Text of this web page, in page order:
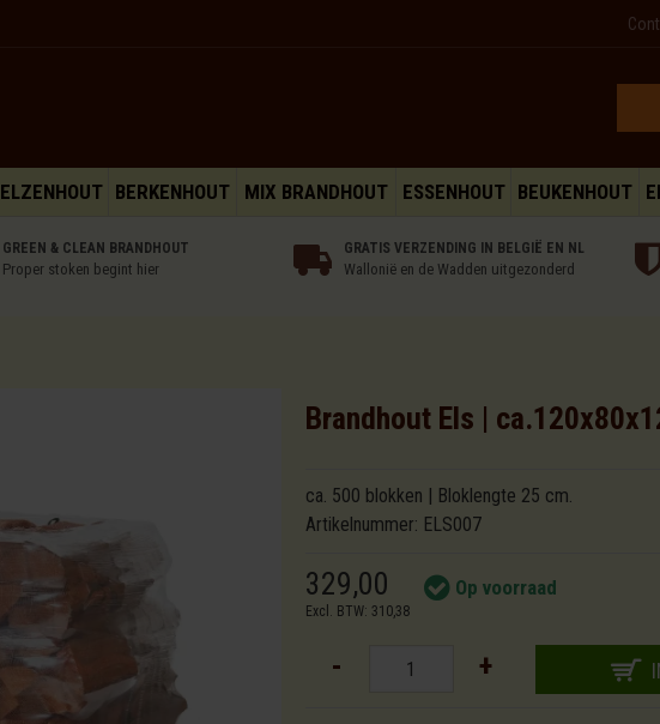
ELZENHOUT BERKENHOUT MIX BRANDHOUT ESSENHOUT BEUKENHOUT
GREEN & CLEAN BRANDHOUT
Proper stoken begint hier
GRATIS VERZENDING IN BELGIË EN NL
Wallonië en de Wadden uitgezonderd
Brandhout Els |
ca. 500 blokken | Bloklengte 25 cm.
Artikelnummer: ELS007
329,00 Op voorraad
Excl. BTW: 310,38
- +